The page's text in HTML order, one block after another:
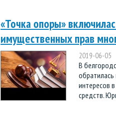
«Точка опоры»
имущественных прав
2019-06-05
В
интересов
средств.